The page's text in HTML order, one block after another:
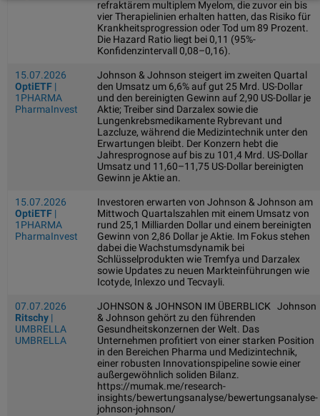
refraktärem multiplem Myelom, die zuvor ein bis
vier Therapielinien erhalten hatten, das Risiko für
Krankheitsprogression oder Tod um 89 Prozent.
Die Hazard Ratio liegt bei 0,11 (95%-
Konfidenzintervall 0,08–0,16).
15.07.2026
OptiETF |
1PHARMA
PharmaInvest
Johnson & Johnson steigert im zweiten Quartal
den Umsatz um 6,6% auf gut 25 Mrd. US-Dollar
und den bereinigten Gewinn auf 2,90 US-Dollar je
Aktie; Treiber sind Darzalex sowie die
Lungenkrebsmedikamente Rybrevant und
Lazcluze, während die Medizintechnik unter den
Erwartungen bleibt. Der Konzern hebt die
Jahresprognose auf bis zu 101,4 Mrd. US-Dollar
Umsatz und 11,60–11,75 US-Dollar bereinigten
Gewinn je Aktie an.
15.07.2026
OptiETF |
1PHARMA
PharmaInvest
Investoren erwarten von Johnson & Johnson am
Mittwoch Quartalszahlen mit einem Umsatz von
rund 25,1 Milliarden Dollar und einem bereinigten
Gewinn von 2,86 Dollar je Aktie. Im Fokus stehen
dabei die Wachstumsdynamik bei
Schlüsselprodukten wie Tremfya und Darzalex
sowie Updates zu neuen Markteinführungen wie
Icotyde, Inlexzo und Tecvayli.
07.07.2026
Ritschy |
UMBRELLA
UMBRELLA
JOHNSON & JOHNSON IM ÜBERBLICK Johnson
& Johnson gehört zu den führenden
Gesundheitskonzernen der Welt. Das
Unternehmen profitiert von einer starken Position
in den Bereichen Pharma und Medizintechnik,
einer robusten Innovationspipeline sowie einer
außergewöhnlich soliden Bilanz.
https://mumak.me/research-
insights/bewertungsanalyse/bewertungsanalyse-
johnson-johnson/